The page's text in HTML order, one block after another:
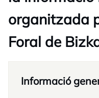
organitzada
Foral de
Informació